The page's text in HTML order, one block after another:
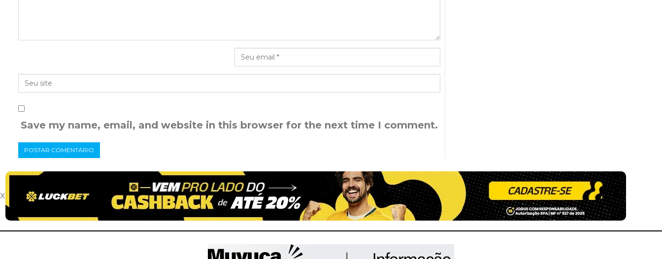
Save my name, email, and website in this browser for the next time I comment.
x